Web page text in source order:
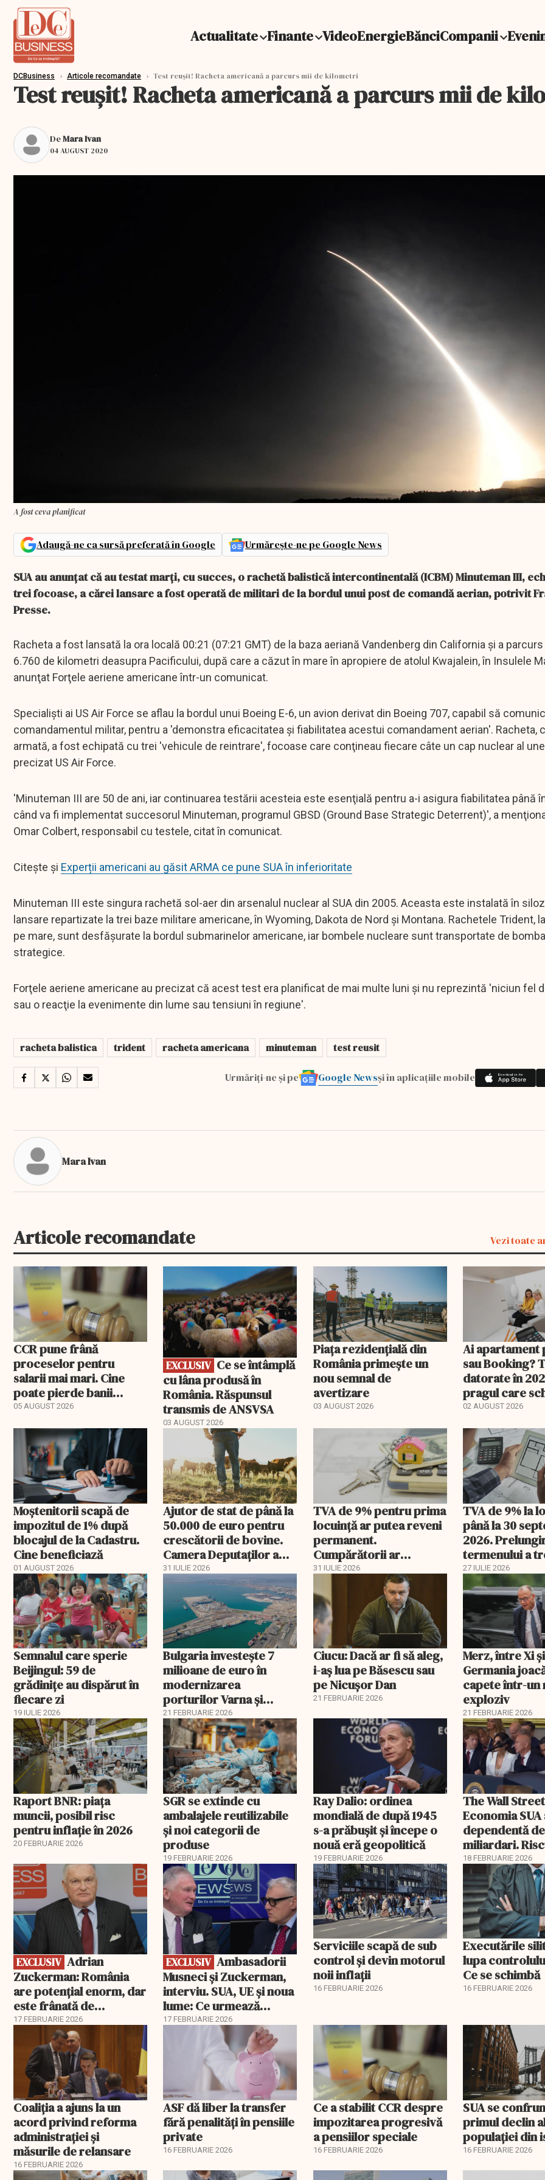
Actualitate Finante VideoEnergieBănciCompanii
DCBusiness › Articole recomandate › Test reușit! Racheta americană a parcurs mii de kilometri
Test reușit! Racheta americană a parcurs mii de
DeMara Ivan
04 AUGUST 2020
A fost ceva planificat
Adaugă-ne ca sursă preferată în Google Urmărește-ne pe Google News
SUA au anunţat că au testat marţi, cu succes, o rachetă balistică intercontinentală (ICBM) Minuteman III,
trei focoase, a cărei lansare a fost operată de militari de la bordul unui post de comandă aerian, potrivit
Presse.
Racheta a fost lansată la ora locală 00:21 (07:21 GMT) de la baza aeriană Vandenberg din California şi a
6.760 de kilometri deasupra Pacificului, după care a căzut în mare în apropiere de atolul Kwajalein, în Insulele
anunţat Forţele aeriene americane într-un comunicat.
Specialişti ai US Air Force se aflau la bordul unui Boeing E-6, un avion derivat din Boeing 707, capabil să
comandamentul militar, pentru a 'demonstra eficacitatea şi fiabilitatea acestui comandament aerian'. Racheta,
armată, a fost echipată cu trei 'vehicule de reintrare', focoase care conţineau fiecare câte un cap nuclear al
precizat US Air Force.
'Minuteman III are 50 de ani, iar continuarea testării acesteia este esenţială pentru a-i asigura fiabilitatea până
când va fi implementat succesorul Minuteman, programul GBSD (Ground Base Strategic Deterrent)', a
Omar Colbert, responsabil cu testele, citat în comunicat.
Citește și Experții americani au găsit ARMA ce pune SUA în inferioritate
Minuteman III este singura rachetă sol-aer din arsenalul nuclear al SUA din 2005. Aceasta este instalată în
lansare repartizate la trei baze militare americane, în Wyoming, Dakota de Nord şi Montana. Rachetele Trident,
pe mare, sunt desfăşurate la bordul submarinelor americane, iar bombele nucleare sunt transportate de
strategice.
Forţele aeriene americane au precizat că acest test era planificat de mai multe luni şi nu reprezintă 'niciun fel
sau o reacţie la evenimente din lume sau tensiuni în regiune'.
racheta balistica trident racheta americana minuteman test reusit
Urmăriți-ne și pe Google Newsși în aplicațiile mobile
Mara Ivan
Articole recomandate Vezi toate
CCR pune frână
proceselor pentru
salarii mai mari. Cine
poate pierde banii
ceruți statului
05 AUGUST 2026
EXCLUSIV
EXCLUSIV
cu lâna produsă în
România. Răspunsul
transmis de ANSVSA
03 AUGUST 2026
Piața rezidențială din
România primește un
nou semnal de
avertizare
03 AUGUST 2026
Ai apartament
sau Booking?
datorate în
pragul care
regimul fiscal
02 AUGUST 2026
Moștenitorii scapă de
impozitul de 1% după
blocajul de la Cadastru.
Cine beneficiază
01 AUGUST 2026
Ajutor de stat de până la
50.000 de euro pentru
crescătorii de bovine.
Camera Deputaților a
aprobat schema
31 IULIE 2026
TVA de 9% pentru prima
locuință ar putea reveni
permanent.
Cumpărătorii ar
economisi zeci de mii de
31 IULIE 2026
TVA de 9% la
până la 30
2026.
termenului a
comisia din
27 IULIE 2026
Semnalul care sperie
Beijingul: 59 de
grădinițe au dispărut în
fiecare zi
19 IULIE 2026
Bulgaria investește 7
milioane de euro în
modernizarea
porturilor Varna și
Burgas
21 FEBRUARIE 2026
Ciucu: Dacă ar fi să aleg,
i-aș lua pe Băsescu sau
pe Nicușor Dan
21 FEBRUARIE 2026
Merz, între Xi
Germania
capete într-un
exploziv
21 FEBRUARIE 2026
Raport BNR: piața
muncii, posibil risc
pentru inflație în 2026
20 FEBRUARIE 2026
SGR se extinde cu
ambalajele reutilizabile
și noi categorii de
produse
19 FEBRUARIE 2026
Ray Dalio: ordinea
mondială de după 1945
s-a prăbușit și începe o
nouă eră geopolitică
19 FEBRUARIE 2026
The Wall
Economia
dependentă de
miliardari.
pentru burse
18 FEBRUARIE 2026
EXCLUSIV
EXCLUSIV
Zuckerman: România
are potențial enorm, dar
este frânată de
corupție, companii de
stat și influența
propagandei ruse
17 FEBRUARIE 2026
EXCLUSIV
EXCLUSIV Ambasadorii
Musneci și Zuckerman,
interviu. SUA, UE și noua
lume: Ce urmează
pentru România
17 FEBRUARIE 2026
Serviciile scapă de sub
control și devin motorul
noii inflații
16 FEBRUARIE 2026
Executările
lupa
Ce se schimbă
16 FEBRUARIE 2026
Coaliția a ajuns la un
acord privind reforma
administrației și
măsurile de relansare
16 FEBRUARIE 2026
ASF dă liber la transfer
fără penalități în pensiile
private
16 FEBRUARIE 2026
Ce a stabilit CCR despre
impozitarea progresivă
a pensiilor speciale
16 FEBRUARIE 2026
SUA se
primul declin
populației din
16 FEBRUARIE 2026